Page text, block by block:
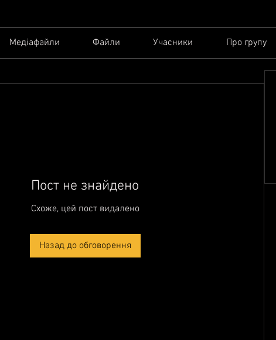
Медіафайли Файли Учасники Про групу
Пост не знайдено
Схоже, цей пост видалено
Назад до обговорення